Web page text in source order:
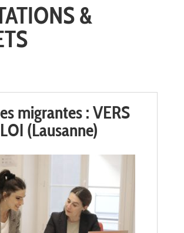
&
migrantes : VERS
(Lausanne)